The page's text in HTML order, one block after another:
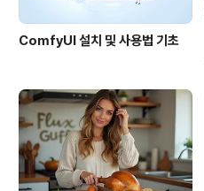
ComfyUI 설치 및 사용법 기초